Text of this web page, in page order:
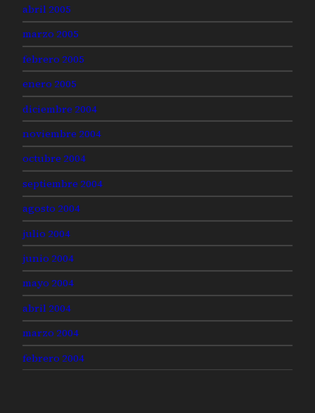
abril 2005
marzo 2005
febrero 2005
enero 2005
diciembre 2004
noviembre 2004
octubre 2004
septiembre 2004
agosto 2004
julio 2004
junio 2004
mayo 2004
abril 2004
marzo 2004
febrero 2004